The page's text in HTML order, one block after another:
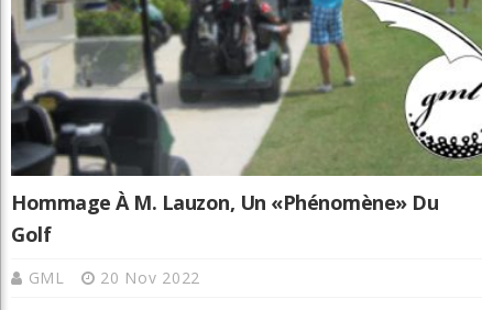
Hommage À M. Lauzon, Un «phénomène» Du
Golf
GML 20 Nov 2022